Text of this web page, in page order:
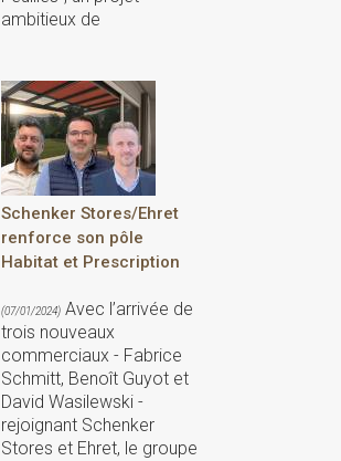
ambitieux de
Schenker Stores/Ehret
renforce son pôle
Habitat et Prescription
(07/01/2024) Avec l’arrivée de
trois nouveaux
commerciaux - Fabrice
Schmitt, Benoît Guyot et
David Wasilewski -
rejoignant Schenker
Stores et Ehret, le groupe